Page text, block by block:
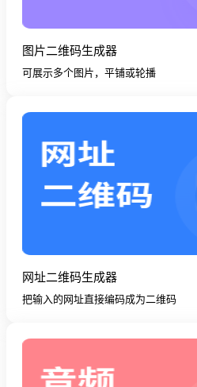
图片二维码生成器
可展示多个图片，平铺或轮播
网址二维码生成器
把输入的网址直接编码成为二维码